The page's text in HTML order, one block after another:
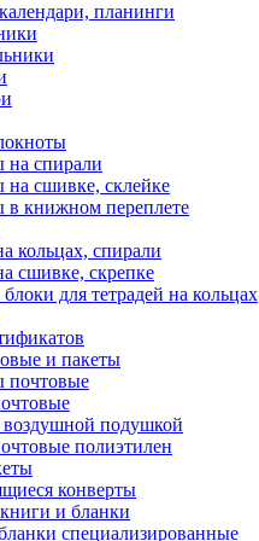
планинги
на спирали
на сшивке, склейке
в книжном переплете
кольцах, спирали
сшивке, скрепке
для тетрадей на кольцах
и пакеты
почтовые
подушкой
полиэтилен
конверты
и бланки
специализированные